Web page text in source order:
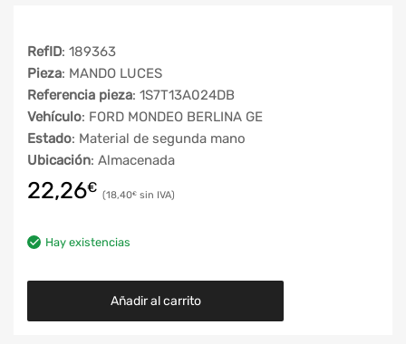
RefID: 189363
Pieza: MANDO LUCES
Referencia pieza: 1S7T13A024DB
Vehículo: FORD MONDEO BERLINA GE
Estado: Material de segunda mano
Ubicación: Almacenada
22,26€ 18,40€
Hay existencias
Añadir al carrito